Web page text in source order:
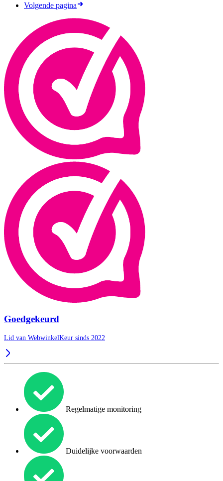
Volgende pagina
Goedgekeurd
Lid van WebwinkelKeur sinds 2022
Regelmatige monitoring
Duidelijke voorwaarden